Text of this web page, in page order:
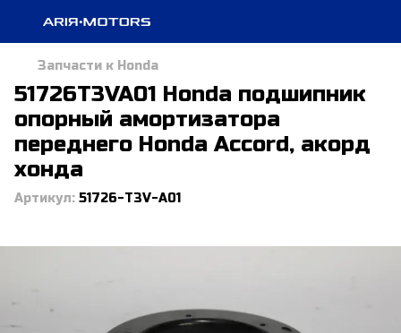
Запчасти к Honda
51726T3VA01 Honda подшипник
опорный амортизатора
переднего Honda Accord, акорд
хонда
Артикул: 51726-T3V-A01